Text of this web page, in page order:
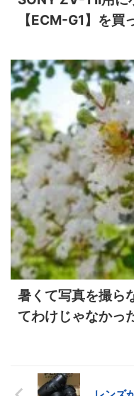
【ECM-G1】を買
暑くて写真を撮ら
てわけじゃなかっ